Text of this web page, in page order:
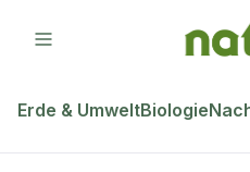
Erde & UmweltBiologie